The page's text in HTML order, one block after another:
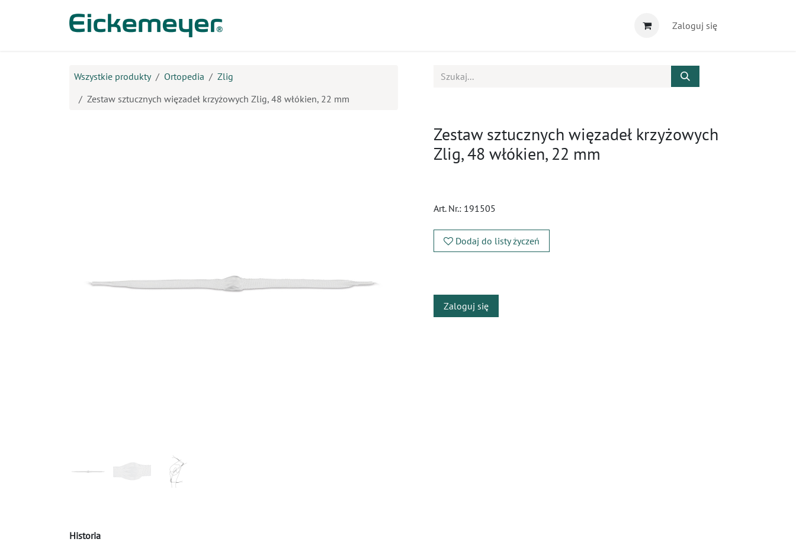
Zaloguj się
Wszystkie produkty Ortopedia
Zlig
Zestaw sztucznych więzadeł krzyżowych Zlig, 48 włókien, 22 mm
Zestaw sztucznych więzadeł krzyżowych
Zlig, 48 włókien, 22 mm
Art. Nr.: 191505
Dodaj do listy życzeń
Zaloguj się
Historia